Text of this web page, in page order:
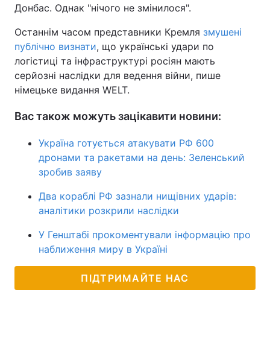
Донбас. Однак "нічого не змінилося".
Останнім часом представники Кремля змушені
публічно визнати, що українські удари по
логістиці та інфраструктурі росіян мають
серйозні наслідки для ведення війни, пише
німецьке видання WELT.
Вас також можуть зацікавити новини:
Україна готується атакувати РФ 600
дронами та ракетами на день: Зеленський
зробив заяву
Два кораблі РФ зазнали нищівних ударів:
аналітики розкрили наслідки
У Генштабі прокоментували інформацію про
наближення миру в Україні
ПІДТРИМАЙТЕ НАС